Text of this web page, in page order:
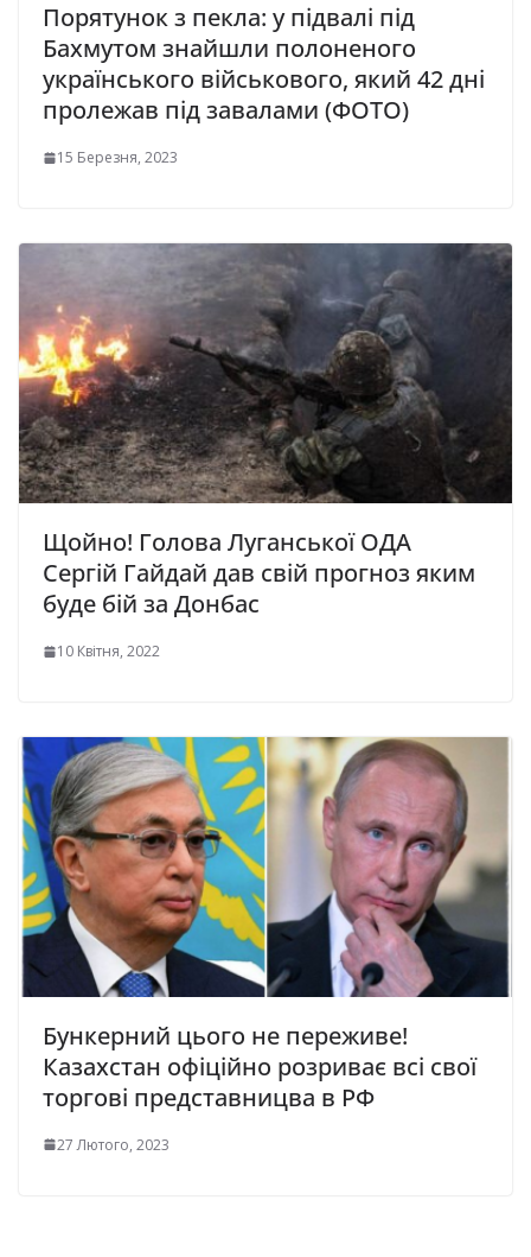
Порятунок з пекла: у підвалі під
Бахмутом знайшли полоненого
українського військового, який 42 дні
пролежав під завалами (ФОТО)
15 Березня, 2023
Щойно! Голова Луганської ОДА
Сергій Гайдай дав свій прогноз яким
буде бій за Донбас
10 Квітня, 2022
Бункерний цього не переживе!
Казахстан офіційно розpиває всі свої
торгові представницва в РФ
27 Лютого, 2023